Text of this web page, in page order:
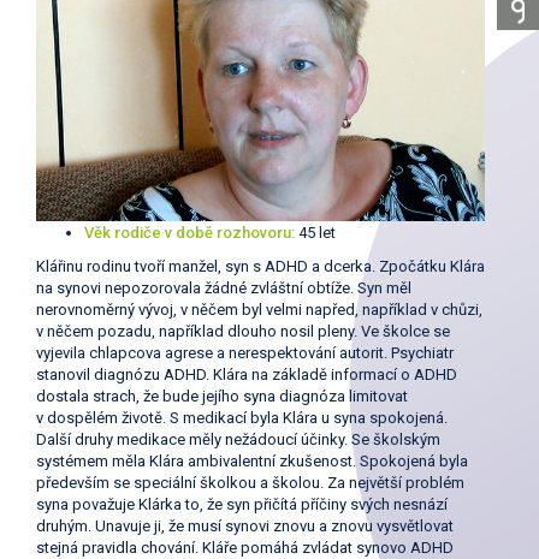
Věk rodiče v době rozhovoru: 45 let
Klářinu rodinu tvoří manžel, syn s ADHD a dcerka. Zpočátku Klára
na synovi nepozorovala žádné zvláštní obtíže. Syn měl
nerovnoměrný vývoj, v něčem byl velmi napřed, například v chůzi,
v něčem pozadu, například dlouho nosil pleny. Ve školce se
vyjevila chlapcova agrese a nerespektování autorit. Psychiatr
stanovil diagnózu ADHD. Klára na základě informací o ADHD
dostala strach, že bude jejího syna diagnóza limitovat
v dospělém životě. S medikací byla Klára u syna spokojená.
Další druhy medikace měly nežádoucí účinky. Se školským
systémem měla Klára ambivalentní zkušenost. Spokojená byla
především se speciální školkou a školou. Za největší problém
syna považuje Klárka to, že syn přičítá příčiny svých nesnází
druhým. Unavuje ji, že musí synovi znovu a znovu vysvětlovat
stejná pravidla chování. Kláře pomáhá zvládat synovo ADHD